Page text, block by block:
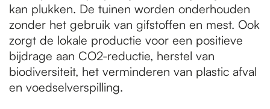
kan plukken. De tuinen worden onderhouden
zonder het gebruik van gifstoffen en mest. Ook
zorgt de lokale productie voor een positieve
bijdrage aan CO2-reductie, herstel van
biodiversiteit, het verminderen van plastic afval
en voedselverspilling.